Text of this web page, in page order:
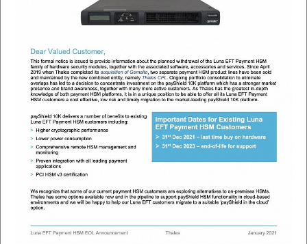
составе платежных систем и
интернет-банкинга.
стандартуFIPS140-2 Level 3
определяющему требования к физической и логической
защите криптографических ключей, применяемых в
платежных системах.
Luna EFT сертифицирована также по стандарту PCI-
HSM.
Сферы применения:
3-D Secure
Производство и персонализация карт